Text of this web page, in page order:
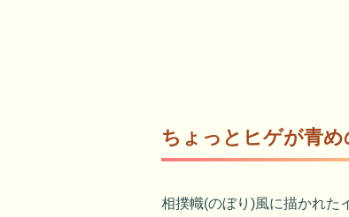
ちょっとヒゲが青
相撲幟(のぼり)風に描かれた